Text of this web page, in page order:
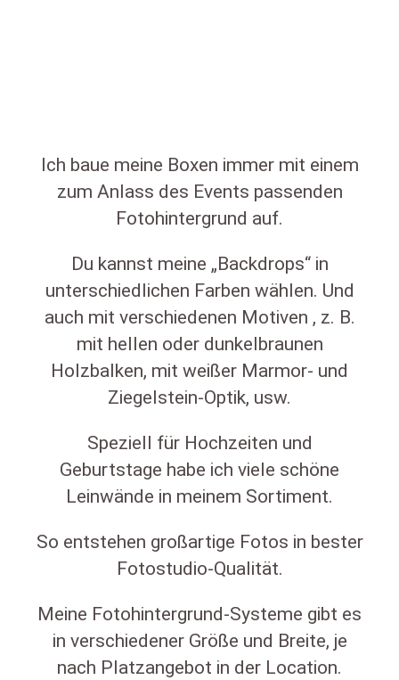
Ich baue meine Boxen immer mit einem
zum Anlass des Events passenden
Fotohintergrund auf.
Du kannst meine „Backdrops“ in
unterschiedlichen Farben wählen. Und
auch mit verschiedenen Motiven , z. B.
mit hellen oder dunkelbraunen
Holzbalken, mit weißer Marmor- und
Ziegelstein-Optik, usw.
Speziell für Hochzeiten und
Geburtstage habe ich viele schöne
Leinwände in meinem Sortiment.
So entstehen großartige Fotos in bester
Fotostudio-Qualität.
Meine Fotohintergrund-Systeme gibt es
in verschiedener Größe und Breite, je
nach Platzangebot in der Location.